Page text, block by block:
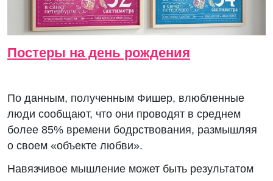
Постеры на день рождения
По данным, полученным Фишер, влюбленные
люди сообщают, что они проводят в среднем
более 85% времени бодрствования, размышляя
о своем «объекте любви».
Навязчивое мышление может быть результатом